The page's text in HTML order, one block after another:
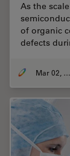
As the
of organic
defects
Mar 02, 2026